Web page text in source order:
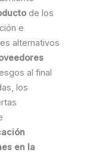
de los
e
alternativos
al final
los
en la